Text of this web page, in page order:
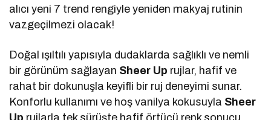
alıcı yeni 7 trend rengiyle yeniden makyaj rutinin
vazgeçilmezi olacak!
Doğal ışıltılı yapısıyla dudaklarda sağlıklı ve nemli
bir görünüm sağlayan Sheer Up rujlar, hafif ve
rahat bir dokunuşla keyifli bir ruj deneyimi sunar.
Konforlu kullanımı ve hoş vanilya kokusuyla Sheer
Up rujlarla tek sürüşte hafif örtücü renk sonucu